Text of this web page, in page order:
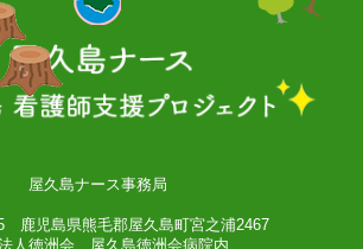
屋久島ナース事務局
鹿児島県熊毛郡屋久島町宮之浦2467
人徳洲会 屋久島徳洲会病院内